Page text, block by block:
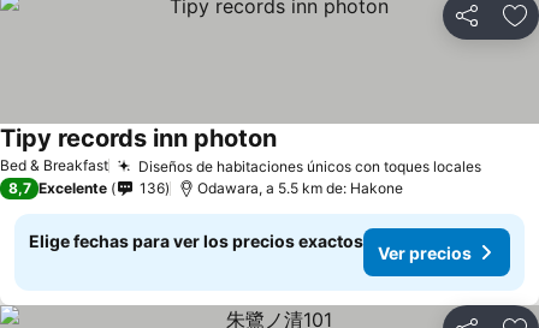
Compartir
Bed & Breakfast Diseños de habitaciones únicos con toques locales
Tipy records inn photon
8,7 Excelente 136 Odawara, a 5.5 km de: Hakone
Elige fechas para ver los precios exactos
Ver precios